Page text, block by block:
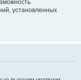
установленных